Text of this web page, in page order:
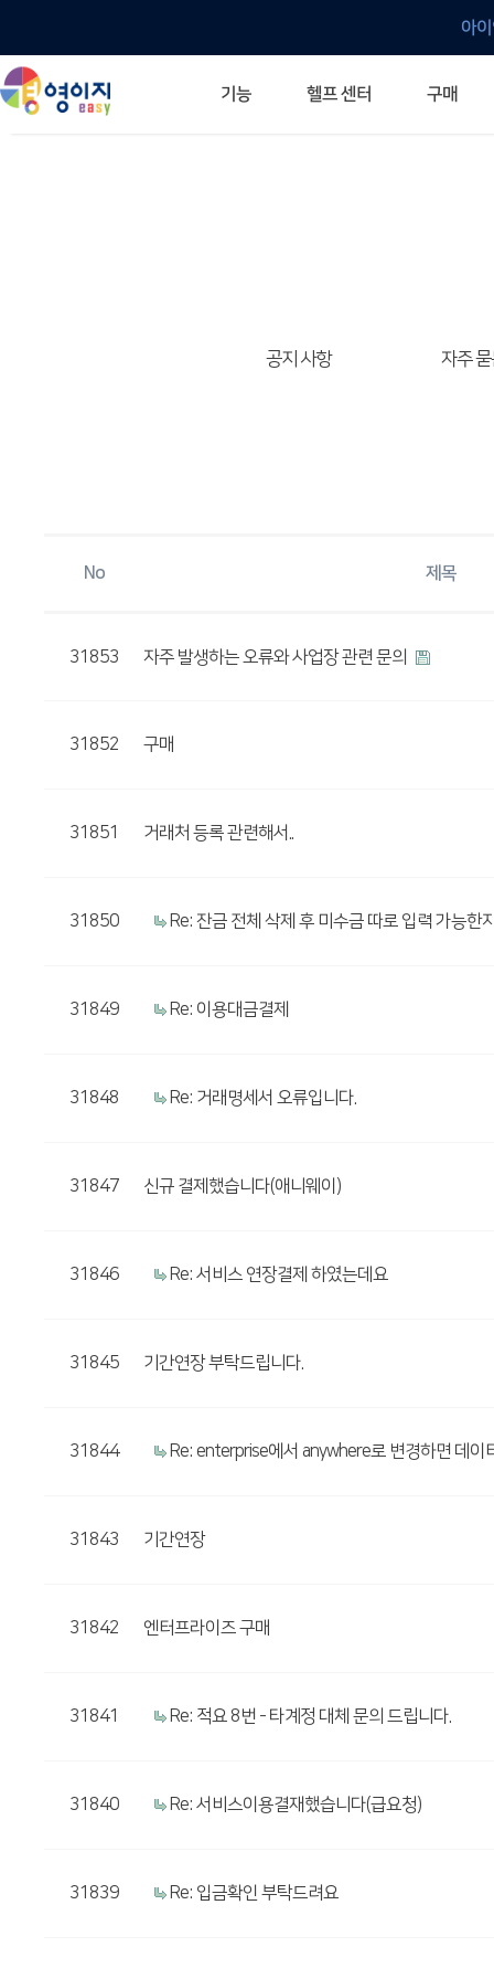
아
기능 헬프 센터 구매
공지 사항 자주
No 제목
31853 자주 발생하는 오류와 사업장 관련 문의
31852 구매
31851 거래처 등록 관련해서..
31850 Re: 잔금 전체 삭제 후 미수금 따로 입력 가능한
31849 Re: 이용대금결제
31848 Re: 거래명세서 오류입니다.
31847 신규 결제했습니다(애니웨이)
31846 Re: 서비스 연장결제 하였는데요
31845 기간연장 부탁드립니다.
31844 Re: enterprise에서 anywhere로 변경하면 데이
31843 기간연장
31842 엔터프라이즈 구매
31841 Re: 적요 8번 - 타계정 대체 문의 드립니다.
31840 Re: 서비스이용결재했습니다(급요청)
31839 Re: 입금확인 부탁드려요